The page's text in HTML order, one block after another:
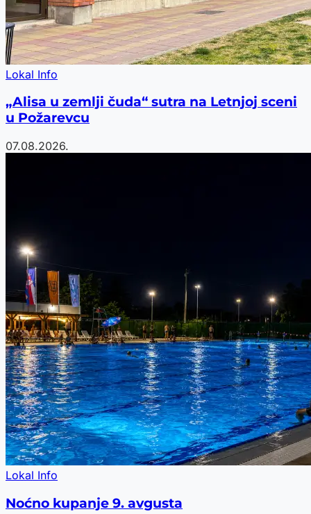
Lokal Info
„Alisa u zemlji čuda“ sutra na Letnjoj sceni
u Požarevcu
07.08.2026.
Lokal Info
Noćno kupanje 9. avgusta